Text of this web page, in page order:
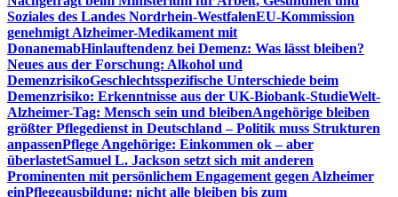
Soziales des Landes Nordrhein-WestfalenEU-Kommission
genehmigt Alzheimer-Medikament mit
DonanemabHinlauftendenz bei Demenz: Was lässt bleiben?
Neues aus der Forschung: Alkohol und
DemenzrisikoGeschlechtsspezifische Unterschiede beim
Demenzrisiko: Erkenntnisse aus der UK-Biobank-StudieWelt-
Alzheimer-Tag: Mensch sein und bleibenAngehörige bleiben
größter Pflegedienst in Deutschland – Politik muss Strukturen
anpassenPflege Angehörige: Einkommen ok – aber
überlastetSamuel L. Jackson setzt sich mit anderen
Prominenten mit persönlichem Engagement gegen Alzheimer
einPflegeausbildung: nicht alle bleiben bis zum